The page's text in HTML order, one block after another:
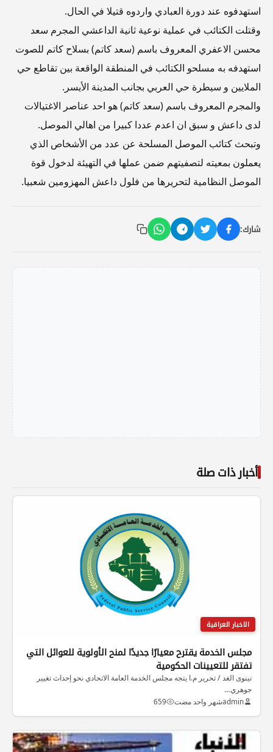
استهدفوه عند دورة العبادي واردوه قتيلا في الحال.
وقتلت الكتائب في عملية نوعية ثانية الداعشي المجرم سعد
محسن الاعفري المعروف باسم (سعد كاتم) بسلاح كاتم للصوت
استهدفه به مسلحو الكتائب في المنطقة الواقعة بين تقاطع حي
الملايين و سيطرة حي العربي بجانب المدينة الأيسر.
والمجرم المعروف باسم (سعد كاتم) هو احد عناصر الاغتيالات
لدى داعش و سبق ان اعدم عددا كبيرا من اهالي الموصل.
وتبحث كتائب الموصل المسلحة عن عدد من الأشخاص الذي
يعملون بمعيته لتصفيتهم ضمن عملها في التهيئة لدخول قوة
الموصل النظامية لتحريرها من فلول داعش المهزومين شعبيا.
شارك:
أخبار ذات صلة
الاخبار العراقية
مجلس الخدمة يقترح معيارًا جديدًا لمنح الأولوية للعوائل التي
تفتقر للتعيينات الحكومية
نينوى الغد / تحرير م.ا يتجه مجلس الخدمة العامة الاتحادي نحو إحداث تغيير
جوهري…
adminشهر واحد مضت 659